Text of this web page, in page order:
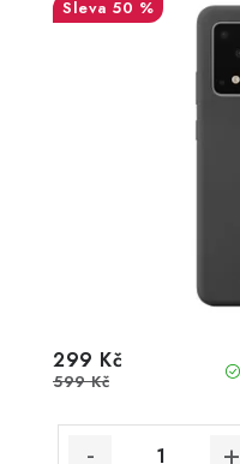
50 %
299 Kč
599 Kč